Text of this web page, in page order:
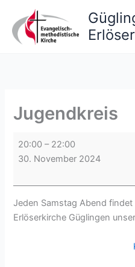
Inhalt
springen
Jugendkreis
Jugendkreis
20:00 – 22:00
30. November 2024
Jeden Samstag Abend
Erlöserkirche Güglingen